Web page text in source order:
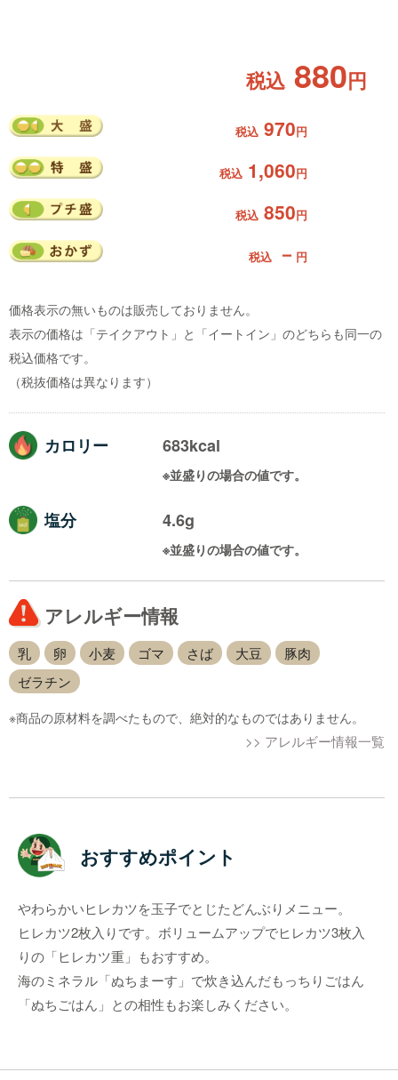
税込880円
税込 970円
税込 1,060円
税込 850円
税込 － 円
価格表示の無いものは販売しておりません。
表示の価格は「テイクアウト」と「イートイン」のどちらも同一の
税込価格です。
（税抜価格は異なります）
カロリー 683kcal
※並盛りの場合の値です。
塩分 4.6g
※並盛りの場合の値です。
アレルギー情報
乳 卵 小麦 ゴマ さば 大豆
豚肉
ゼラチン
※商品の原材料を調べたもので、絶対的なものではありません。
>> アレルギー情報一覧
おすすめポイント
やわらかいヒレカツを玉子でとじたどんぶりメニュー。
ヒレカツ2枚入りです。ボリュームアップでヒレカツ3枚入
りの「ヒレカツ重」もおすすめ。
海のミネラル「ぬちまーす」で炊き込んだもっちりごはん
「ぬちごはん」との相性もお楽しみください。